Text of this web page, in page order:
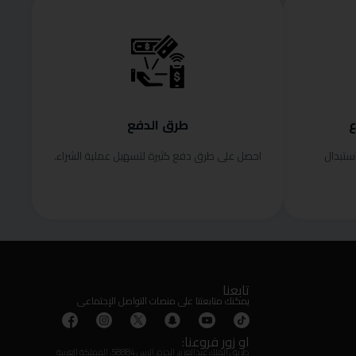
طرق الدفع
احصل على طرق دفع كثيرة لتسهيل عملية الشراء.
تابعنا
يمكنك متابعتنا على منصات التواصل الإجتماعى
او زور فروعنا: طريق الملك عبدالعزيز، الحزم، الرس 58884، المملكة العربية